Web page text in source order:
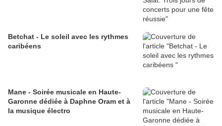
Betchat - Le soleil avec les rythmes
caribéens
Mane - Soirée musicale en Haute-
Garonne dédiée à Daphne Oram et à
la musique électro